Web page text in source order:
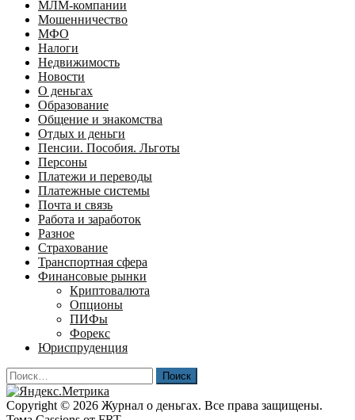
МЛМ-компании
Мошенничество
МФО
Налоги
Недвижимость
Новости
О деньгах
Образование
Общение и знакомства
Отдых и деньги
Пенсии. Пособия. Льготы
Персоны
Платежи и переводы
Платежные системы
Почта и связь
Работа и заработок
Разное
Страхование
Транспортная сфера
Финансовые рынки
Криптовалюта
Опционы
ПИФы
Форекс
Юриспруденция
Найти:
Copyright © 2026 Журнал о деньгах. Все права защищены.